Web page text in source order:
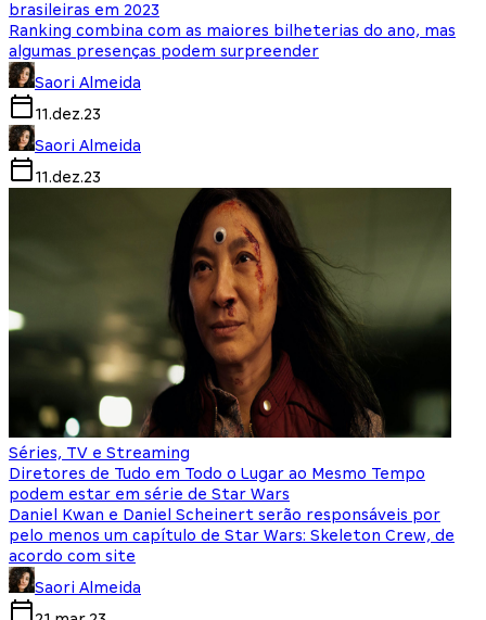
brasileiras em 2023
Ranking combina com as maiores bilheterias do ano, mas
algumas presenças podem surpreender
Saori Almeida
11.dez.23
Saori Almeida
11.dez.23
Séries, TV e Streaming
Diretores de Tudo em Todo o Lugar ao Mesmo Tempo
podem estar em série de Star Wars
Daniel Kwan e Daniel Scheinert serão responsáveis por
pelo menos um capítulo de Star Wars: Skeleton Crew, de
acordo com site
Saori Almeida